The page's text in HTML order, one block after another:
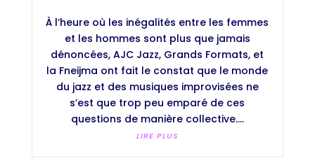
À l’heure où les inégalités entre les femmes
et les hommes sont plus que jamais
dénoncées, AJC Jazz, Grands Formats, et
la Fneijma ont fait le constat que le monde
du jazz et des musiques improvisées ne
s’est que trop peu emparé de ces
questions de manière collective....
LIRE PLUS